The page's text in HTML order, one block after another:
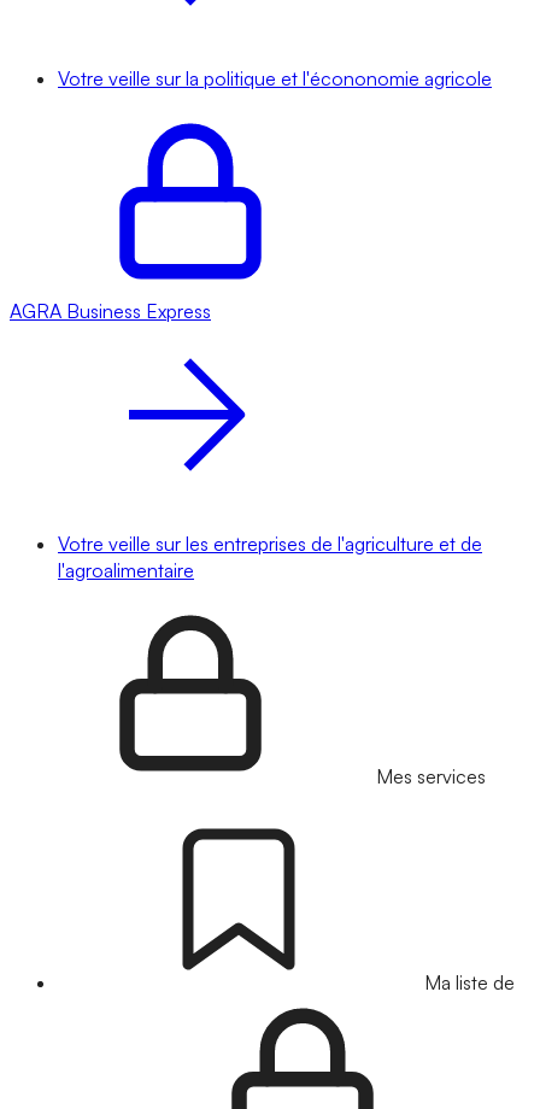
Votre veille sur la politique et l'écononomie agricole
AGRA Business Express
Votre veille sur les entreprises de l'agriculture et de
l'agroalimentaire
Mes services
Ma liste de